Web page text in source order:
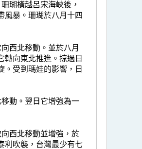
瑚橫越呂宋海峽後，
風暴。珊瑚於八月十四
西北移動。並於八月
轉向東北推進。掠過日
。受到瑪娃的影響，日
動。翌日它增強為一
西北移動並增強，於
利吹襲，台灣最少有七